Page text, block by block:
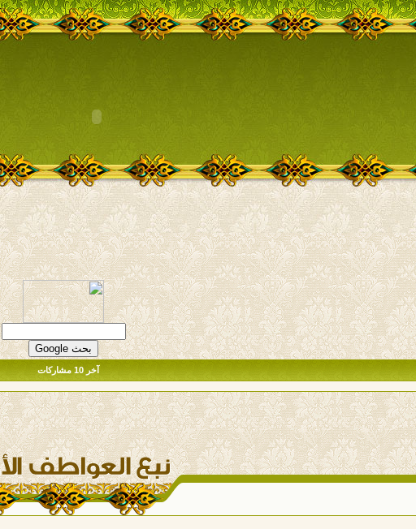
آخر 10 مشاركات